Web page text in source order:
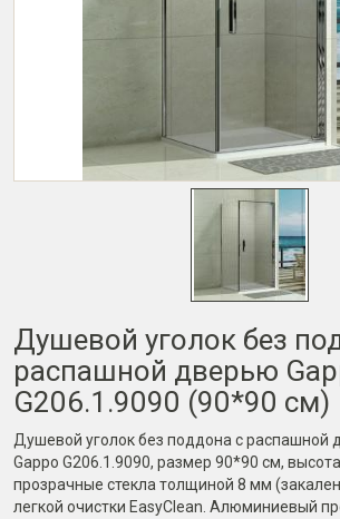
Душевой уголок без
распашной дверью
G206.1.9090 (90*90 см)
Душевой уголок без поддона с распашной
Gappo G206.1.9090, размер 90*90 см,
прозрачные стекла толщиной 8 мм
легкой очистки EasyClean. Алюминиевый